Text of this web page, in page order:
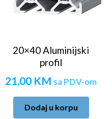
20×40 Aluminijski
profil
21,00 KM sa PDV-om
Dodaj u korpu